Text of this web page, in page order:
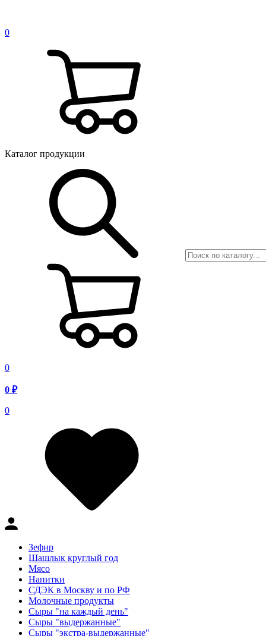
0
Каталог продукции
0
0 ₽
0
Зефир
Шашлык круглый год
Мясо
Напитки
СДЭК в Москву и по РФ
Молочные продукты
Сыры "на каждый день"
Сыры "выдержанные"
Сыры "экстра-выдержанные"